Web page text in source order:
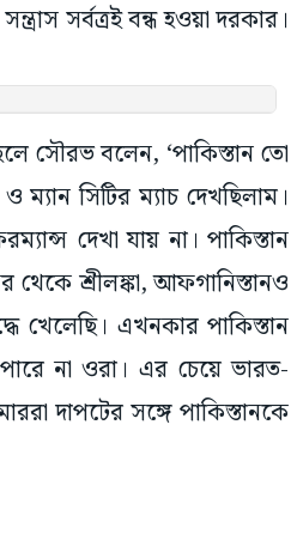
সর্বত্রই বন্ধ হওয়া দরকার।
সৌরভ বলেন, ‘পাকিস্তান তো
সিটির ম্যাচ দেখছিলাম।
দেখা যায় না। পাকিস্তান
শ্রীলঙ্কা, আফগানিস্তানও
খেলেছি। এখনকার পাকিস্তান
না ওরা। এর চেয়ে ভারত-
দাপটের সঙ্গে পাকিস্তানকে